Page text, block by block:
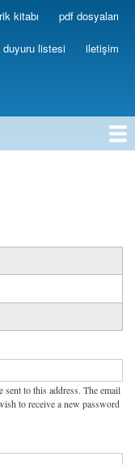
kitabı pdf dosyaları
duyuru listesi iletişim
to this address. The email
to receive a new password